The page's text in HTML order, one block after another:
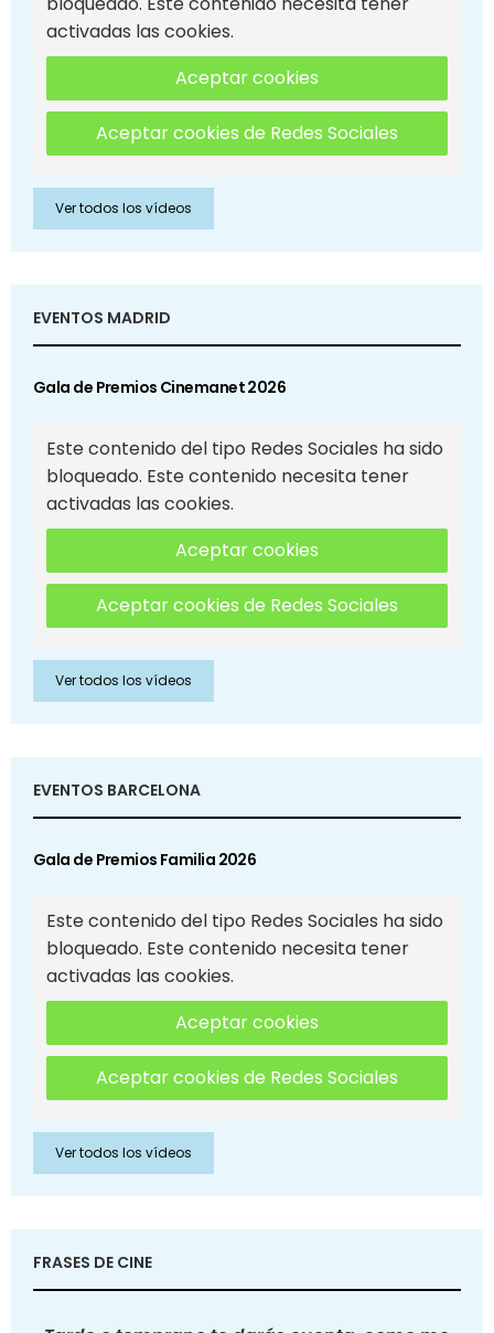
activadas las cookies.
Aceptar cookies
Aceptar cookies de Redes Sociales
Ver todos los vídeos
EVENTOS MADRID
Gala de Premios Cinemanet 2026
Este contenido del tipo Redes Sociales ha sido
bloqueado. Este contenido necesita tener
activadas las cookies.
Aceptar cookies
Aceptar cookies de Redes Sociales
Ver todos los vídeos
EVENTOS BARCELONA
Gala de Premios Familia 2026
Este contenido del tipo Redes Sociales ha sido
bloqueado. Este contenido necesita tener
activadas las cookies.
Aceptar cookies
Aceptar cookies de Redes Sociales
Ver todos los vídeos
FRASES DE CINE